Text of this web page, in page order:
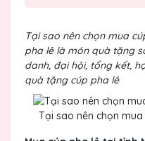
Tại sao nên chọn mua
pha lê là món quà tặng
danh, đại hội, tổng kết,
quà tặng cúp pha lê
Tại sao nên chọn